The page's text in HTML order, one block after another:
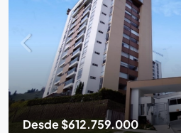
Desde$612.759.000